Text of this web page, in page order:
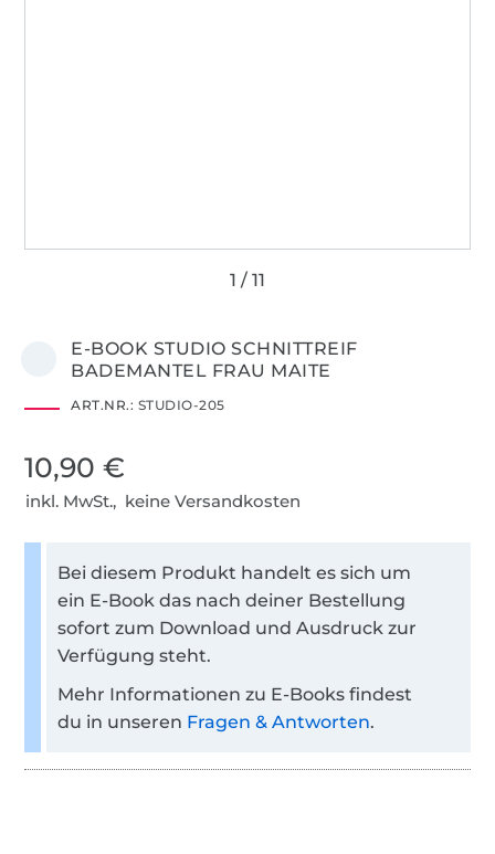
E-BOOK STUDIO SCHNITTREIF
BADEMANTEL FRAU MAITE
ART.NR.: STUDIO-205
10,90 €
inkl. MwSt., keine Versandkosten
Bei diesem Produkt handelt es sich um
ein E-Book das nach deiner Bestellung
sofort zum Download und Ausdruck zur
Verfügung steht.
Mehr Informationen zu E-Books findest
du in unseren Fragen & Antworten.